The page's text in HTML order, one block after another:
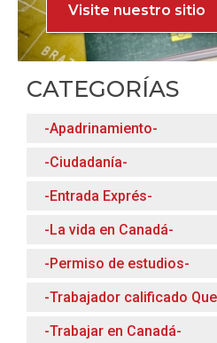
Visite nuestro sitio
CATEGORÍAS
-Apadrinamiento-
-Ciudadanía-
-Entrada Exprés-
-La vida en Canadá-
-Permiso de estudios-
-Trabajador calificado
-Trabajar en Canadá-